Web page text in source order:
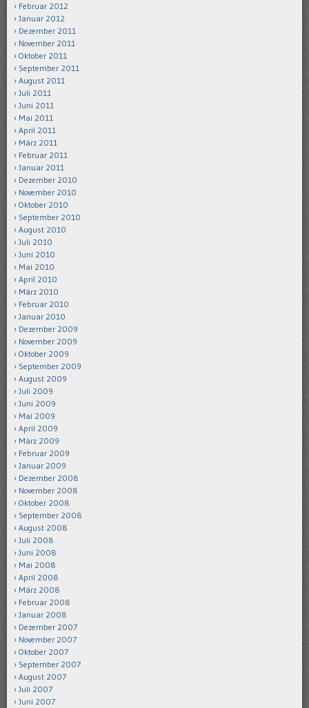
Februar 2012
Januar 2012
Dezember 2011
November 2011
Oktober 2011
September 2011
August 2011
Juli 2011
Juni 2011
Mai 2011
April 2011
März 2011
Februar 2011
Januar 2011
Dezember 2010
November 2010
Oktober 2010
September 2010
August 2010
Juli 2010
Juni 2010
Mai 2010
April 2010
März 2010
Februar 2010
Januar 2010
Dezember 2009
November 2009
Oktober 2009
September 2009
August 2009
Juli 2009
Juni 2009
Mai 2009
April 2009
März 2009
Februar 2009
Januar 2009
Dezember 2008
November 2008
Oktober 2008
September 2008
August 2008
Juli 2008
Juni 2008
Mai 2008
April 2008
März 2008
Februar 2008
Januar 2008
Dezember 2007
November 2007
Oktober 2007
September 2007
August 2007
Juli 2007
Juni 2007